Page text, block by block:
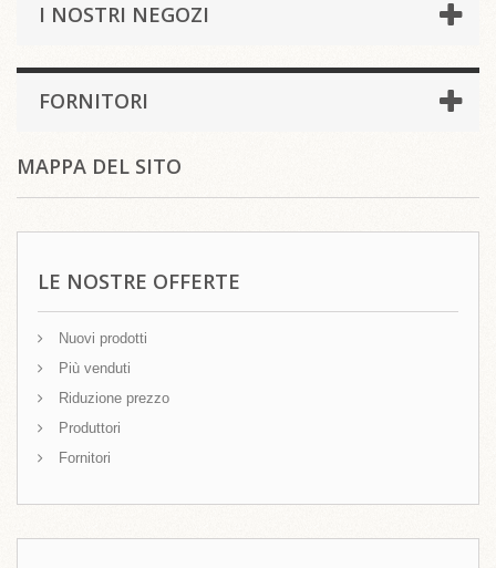
I NOSTRI NEGOZI
FORNITORI
MAPPA DEL SITO
LE NOSTRE OFFERTE
Nuovi prodotti
Più venduti
Riduzione prezzo
Produttori
Fornitori